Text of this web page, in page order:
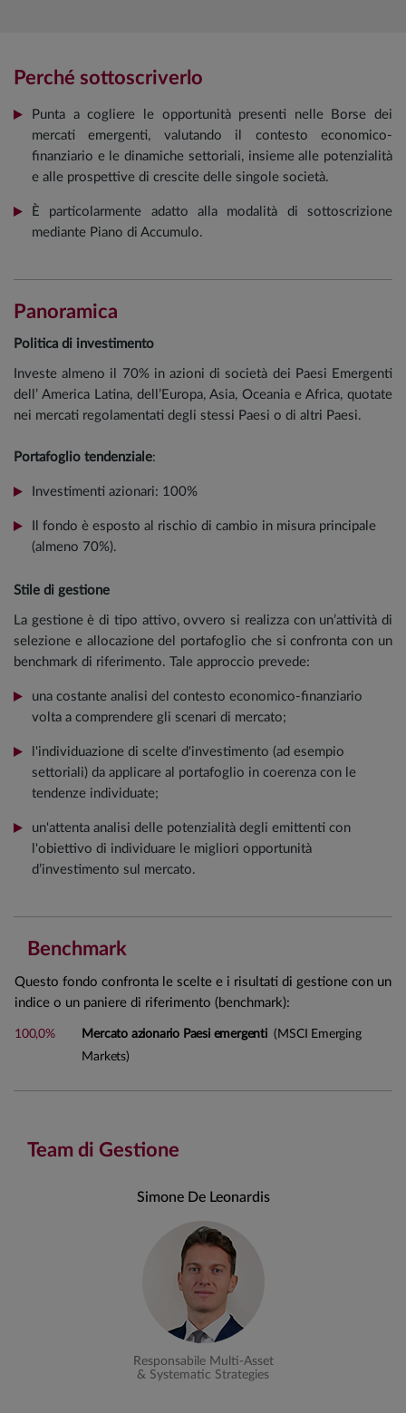
Perché sottoscriverlo
Punta a cogliere le opportunità presenti nelle Borse dei
mercati emergenti, valutando il contesto economico-
finanziario e le dinamiche settoriali, insieme alle potenzialità
e alle prospettive di crescite delle singole società.
È particolarmente adatto alla modalità di sottoscrizione
mediante Piano di Accumulo.
Panoramica
Politica di investimento
Investe almeno il 70% in azioni di società dei Paesi Emergenti
dell’ America Latina, dell’Europa, Asia, Oceania e Africa, quotate
nei mercati regolamentati degli stessi Paesi o di altri Paesi.
Portafoglio tendenziale:
Investimenti azionari: 100%
Il fondo è esposto al rischio di cambio in misura principale
(almeno 70%).
Stile di gestione
La gestione è di tipo attivo, ovvero si realizza con un’attività di
selezione e allocazione del portafoglio che si confronta con un
benchmark di riferimento. Tale approccio prevede:
una costante analisi del contesto economico-finanziario
volta a comprendere gli scenari di mercato;
l'individuazione di scelte d'investimento (ad esempio
settoriali) da applicare al portafoglio in coerenza con le
tendenze individuate;
un'attenta analisi delle potenzialità degli emittenti con
l'obiettivo di individuare le migliori opportunità
d’investimento sul mercato.
Benchmark
Questo fondo confronta le scelte e i risultati di gestione con un
indice o un paniere di riferimento (benchmark):
100,0% Mercato azionario Paesi emergenti(MSCI Emerging
Markets)
Team di Gestione
Simone De Leonardis
Responsabile Multi-Asset
& Systematic Strategies